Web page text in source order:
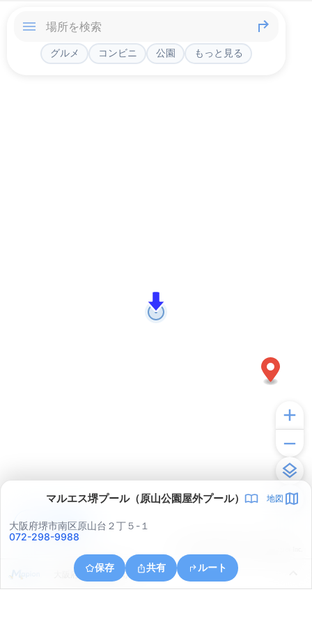
グルメ コンビニ 公園 もっと見る
マルエス堺プール（原山公園屋外プール） 地図
大阪府堺市南区原山台２丁５-１
072-298-9988
保存 共有 ルート
大阪府和泉市小野町
アプリで見る